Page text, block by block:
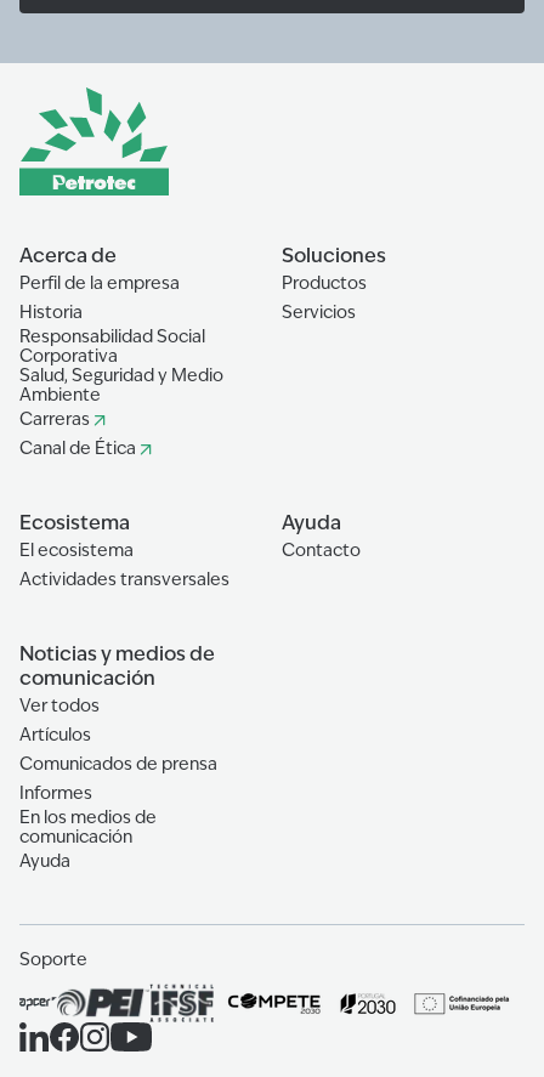
Acerca de
Perfil de la empresa
Historia
Responsabilidad Social
Corporativa
Salud, Seguridad y Medio
Ambiente
Carreras
Canal de Ética
Soluciones
Productos
Servicios
Ecosistema
El ecosistema
Actividades transversales
Ayuda
Contacto
Noticias y medios de
comunicación
Ver todos
Artículos
Comunicados de prensa
Informes
En los medios de
comunicación
Ayuda
Soporte